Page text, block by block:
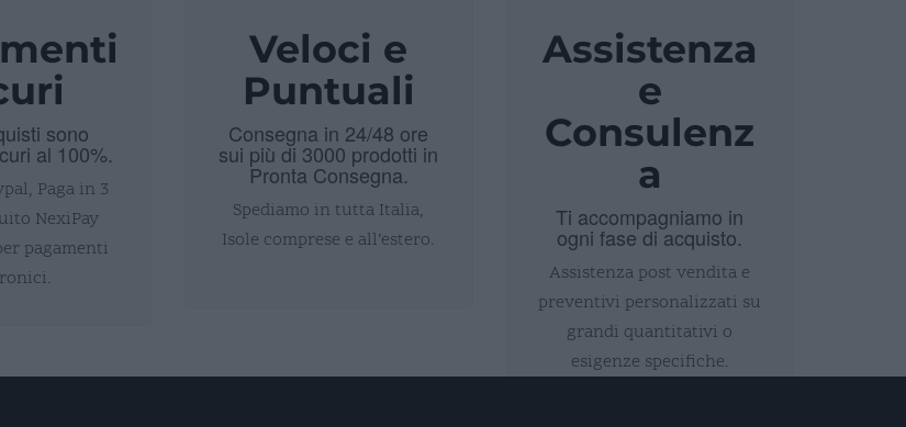
sono
al 100%.
Paga in 3
NexiPay
pagamenti
Veloci e
Puntuali
Consegna in 24/48 ore
sui più di 3000 prodotti in
Pronta Consegna.
Spediamo in tutta Italia,
Isole comprese e all’estero.
Assistenza
e
Consulenz
a
Ti accompagniamo in
ogni fase di acquisto.
Assistenza post vendita e
preventivi personalizzati su
grandi quantitativi o
esigenze specifiche.